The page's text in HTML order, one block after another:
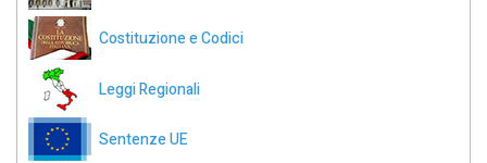
Costituzione e Codici
Leggi Regionali
Sentenze UE